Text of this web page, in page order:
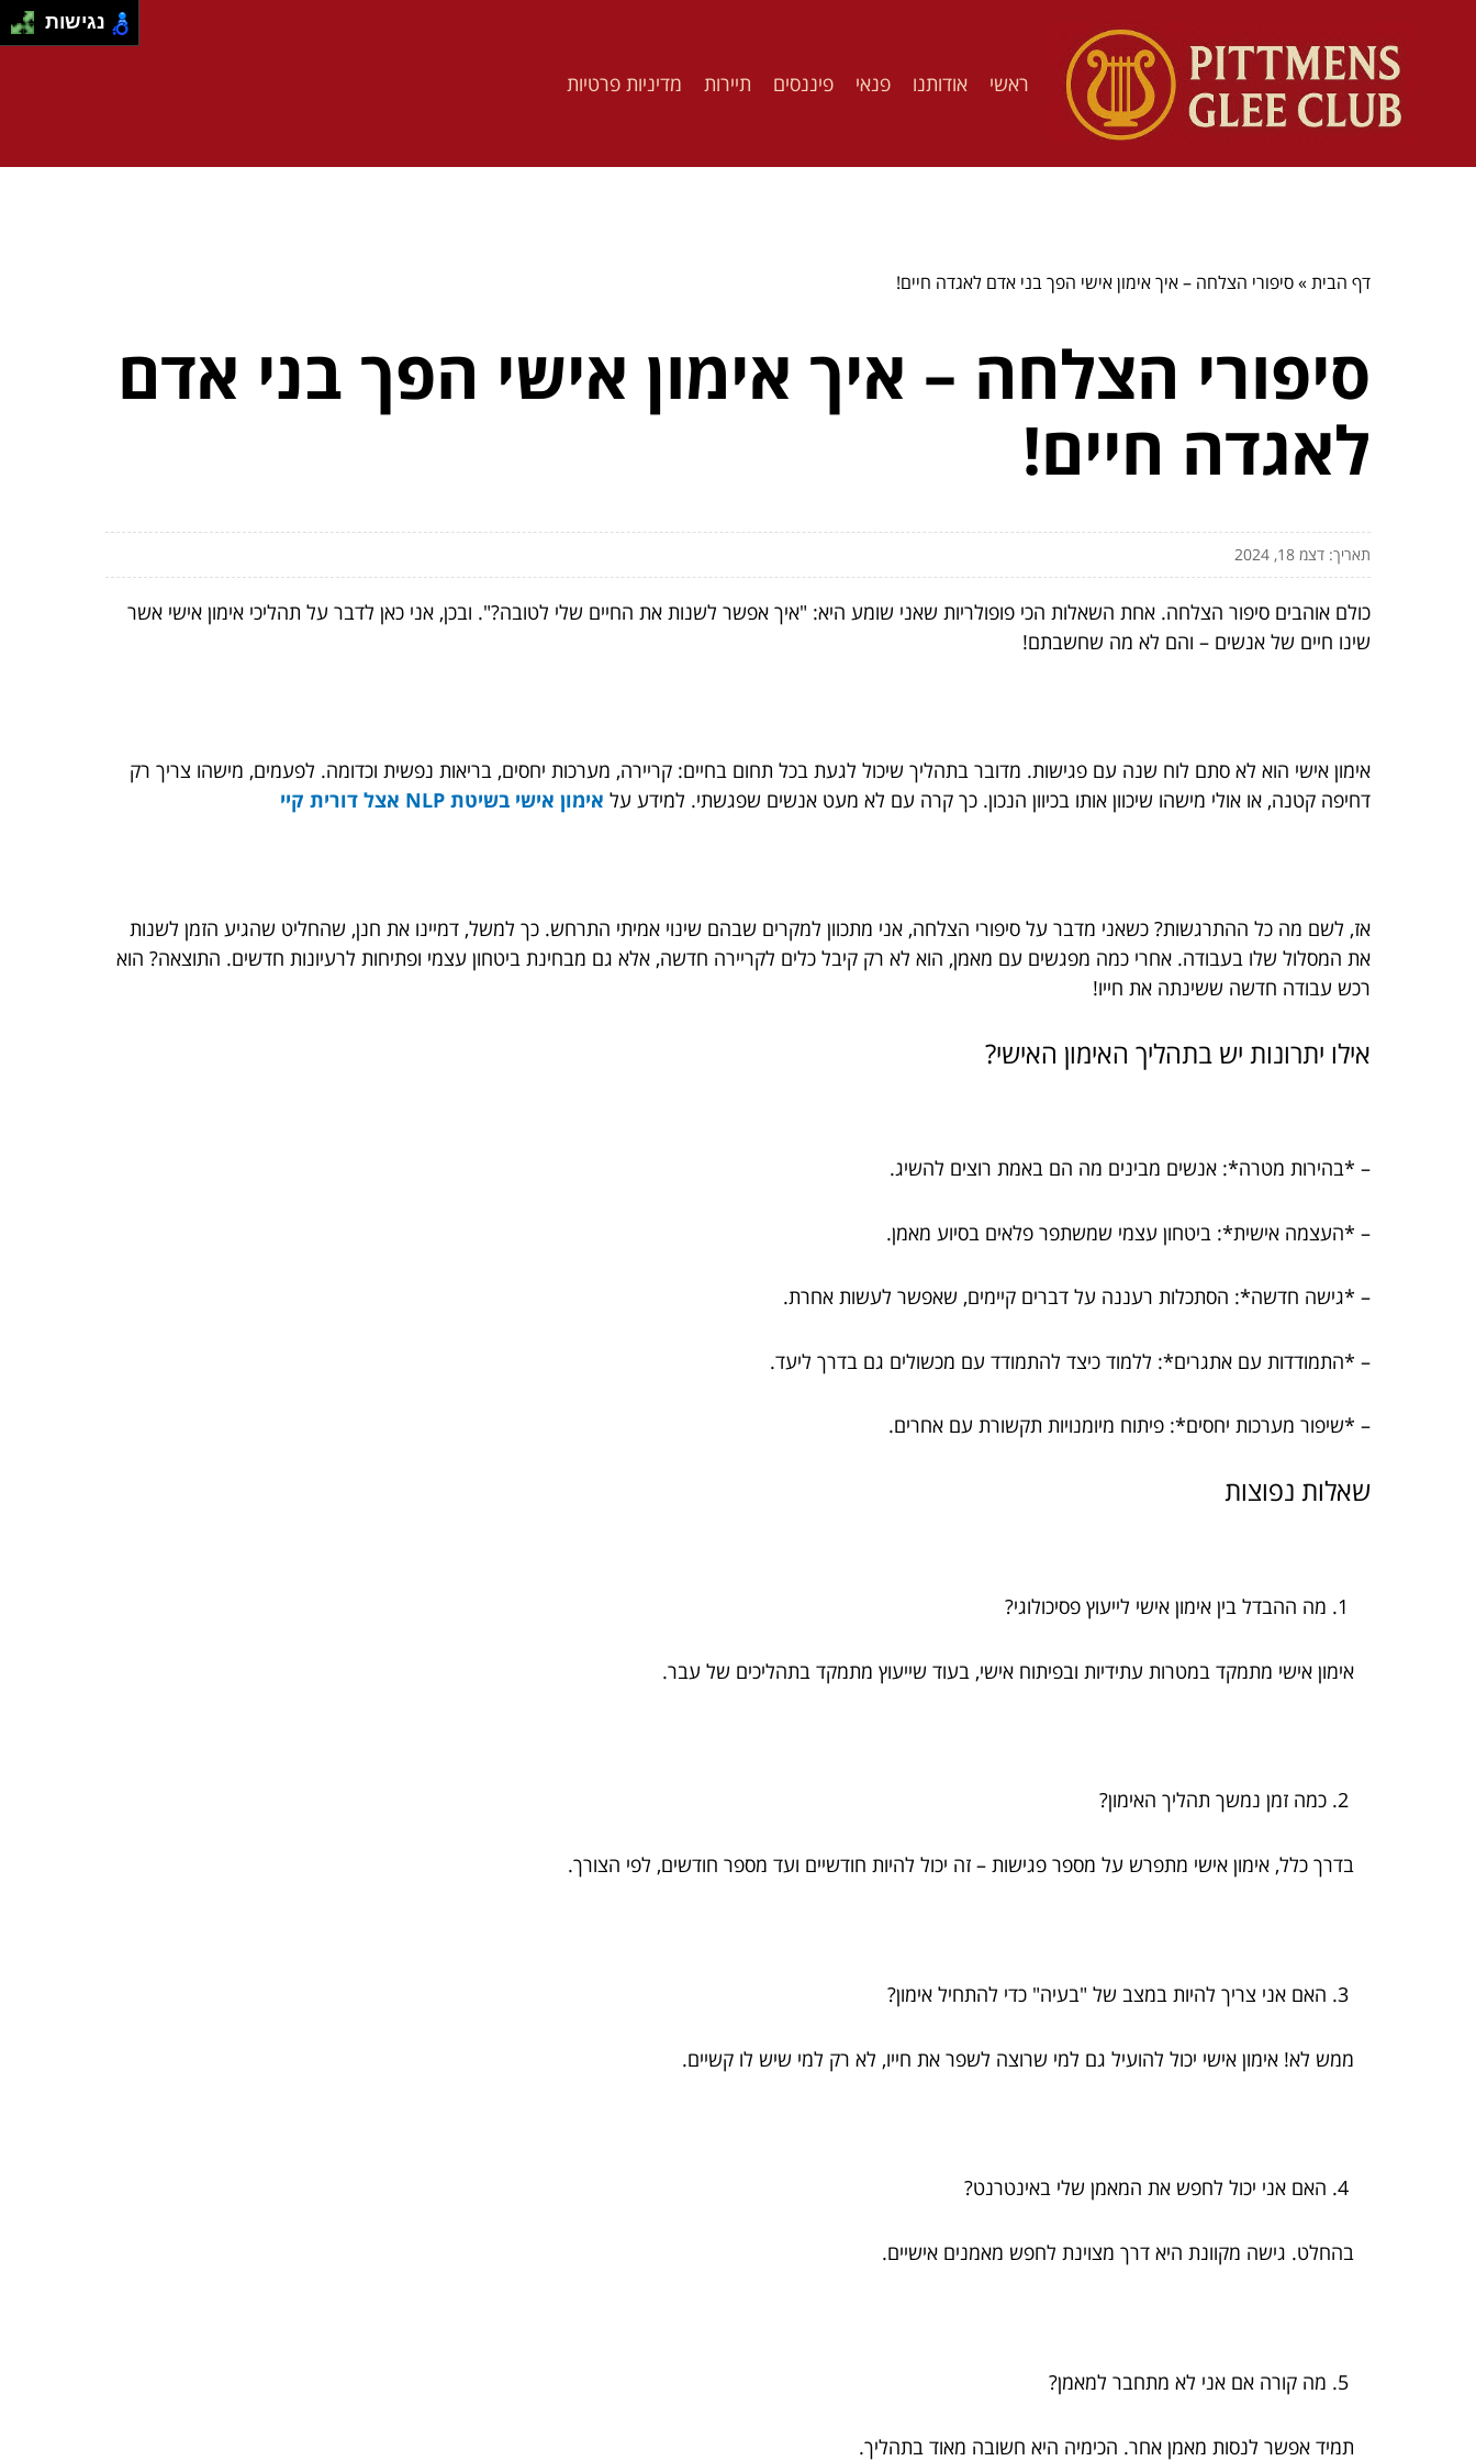
ראשי אודותנו פנאי פיננסים תיירות מדיניות פרטיות
דף הבית»סיפורי הצלחה – איך אימון אישי הפך בני אדם לאגדה חיים!
סיפורי הצלחה – איך אימון אישי הפך בני אדם
לאגדה חיים!
תאריך: דצמ 18, 2024
כולם אוהבים סיפור הצלחה. אחת השאלות הכי פופולריות שאני שומע היא: "איך אפשר לשנות את החיים שלי לטובה?". ובכן, אני כאן לדבר על תהליכי אימון אישי אשר
שינו חיים של אנשים – והם לא מה שחשבתם!
אימון אישי הוא לא סתם לוח שנה עם פגישות. מדובר בתהליך שיכול לגעת בכל תחום בחיים: קריירה, מערכות יחסים, בריאות נפשית וכדומה. לפעמים, מישהו צריך רק
דחיפה קטנה, או אולי מישהו שיכוון אותו בכיוון הנכון. כך קרה עם לא מעט אנשים שפגשתי. למידע על אימון אישי בשיטת NLP אצל דורית קיי
אז, לשם מה כל ההתרגשות? כשאני מדבר על סיפורי הצלחה, אני מתכוון למקרים שבהם שינוי אמיתי התרחש. כך למשל, דמיינו את חנן, שהחליט שהגיע הזמן לשנות
את המסלול שלו בעבודה. אחרי כמה מפגשים עם מאמן, הוא לא רק קיבל כלים לקריירה חדשה, אלא גם מבחינת ביטחון עצמי ופתיחות לרעיונות חדשים. התוצאה? הוא
רכש עבודה חדשה ששינתה את חייו!
אילו יתרונות יש בתהליך האימון האישי?
– *בהירות מטרה*: אנשים מבינים מה הם באמת רוצים להשיג.
– *העצמה אישית*: ביטחון עצמי שמשתפר פלאים בסיוע מאמן.
– *גישה חדשה*: הסתכלות רעננה על דברים קיימים, שאפשר לעשות אחרת.
– *התמודדות עם אתגרים*: ללמוד כיצד להתמודד עם מכשולים גם בדרך ליעד.
– *שיפור מערכות יחסים*: פיתוח מיומנויות תקשורת עם אחרים.
שאלות נפוצות
מה ההבדל בין אימון אישי לייעוץ פסיכולוגי?
אימון אישי מתמקד במטרות עתידיות ובפיתוח אישי, בעוד שייעוץ מתמקד בתהליכים של עבר.
כמה זמן נמשך תהליך האימון?
בדרך כלל, אימון אישי מתפרש על מספר פגישות – זה יכול להיות חודשיים ועד מספר חודשים, לפי הצורך.
האם אני צריך להיות במצב של "בעיה" כדי להתחיל אימון?
ממש לא! אימון אישי יכול להועיל גם למי שרוצה לשפר את חייו, לא רק למי שיש לו קשיים.
האם אני יכול לחפש את המאמן שלי באינטרנט?
בהחלט. גישה מקוונת היא דרך מצוינת לחפש מאמנים אישיים.
מה קורה אם אני לא מתחבר למאמן?
תמיד אפשר לנסות מאמן אחר. הכימיה היא חשובה מאוד בתהליך.
נגישות